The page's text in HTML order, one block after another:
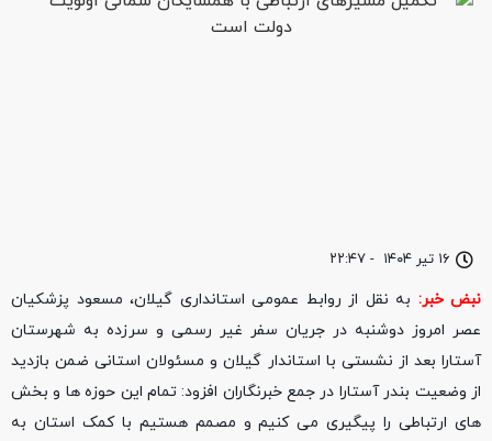
۱۶ تیر ۱۴۰۴ - ۲۲:۴۷
نبض خبر: به نقل از روابط عمومی استانداری گیلان، مسعود پزشکیان
عصر امروز دوشنبه در جریان سفر غیر رسمی و سرزده به شهرستان
آستارا بعد از نشستی با استاندار گیلان و مسئولان استانی ضمن بازدید
از وضعیت بندر آستارا در جمع خبرنگاران افزود: تمام این حوزه ها و بخش
های ارتباطی را پیگیری می کنیم و مصمم هستیم با کمک استان به